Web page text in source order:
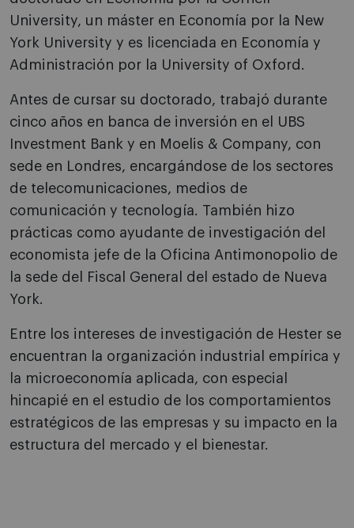
University, un máster en Economía por la New
York University y es licenciada en Economía y
Administración por la University of Oxford.
Antes de cursar su doctorado, trabajó durante
cinco años en banca de inversión en el UBS
Investment Bank y en Moelis & Company, con
sede en Londres, encargándose de los sectores
de telecomunicaciones, medios de
comunicación y tecnología. También hizo
prácticas como ayudante de investigación del
economista jefe de la Oficina Antimonopolio de
la sede del Fiscal General del estado de Nueva
York.
Entre los intereses de investigación de Hester se
encuentran la organización industrial empírica y
la microeconomía aplicada, con especial
hincapié en el estudio de los comportamientos
estratégicos de las empresas y su impacto en la
estructura del mercado y el bienestar.